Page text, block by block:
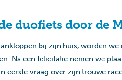
duofiets door de
bij zijn huis, worden
Na een felicitatie nemen we
eerste vraag over zijn trouwe